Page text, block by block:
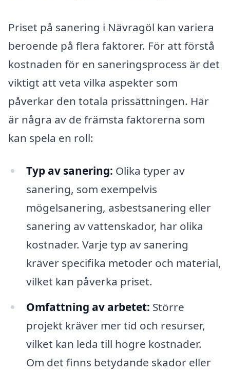
Priset på sanering i Nävragöl kan variera
beroende på flera faktorer. För att förstå
kostnaden för en saneringsprocess är det
viktigt att veta vilka aspekter som
påverkar den totala prissättningen. Här
är några av de främsta faktorerna som
kan spela en roll:
Typ av sanering: Olika typer av
sanering, som exempelvis
mögelsanering, asbestsanering eller
sanering av vattenskador, har olika
kostnader. Varje typ av sanering
kräver specifika metoder och material,
vilket kan påverka priset.
Omfattning av arbetet: Större
projekt kräver mer tid och resurser,
vilket kan leda till högre kostnader.
Om det finns betydande skador eller